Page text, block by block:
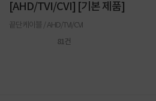
[AHD/TVI/CVI] [기본 제품]
끝단케이블 / AHD/TVI/CVI
81건